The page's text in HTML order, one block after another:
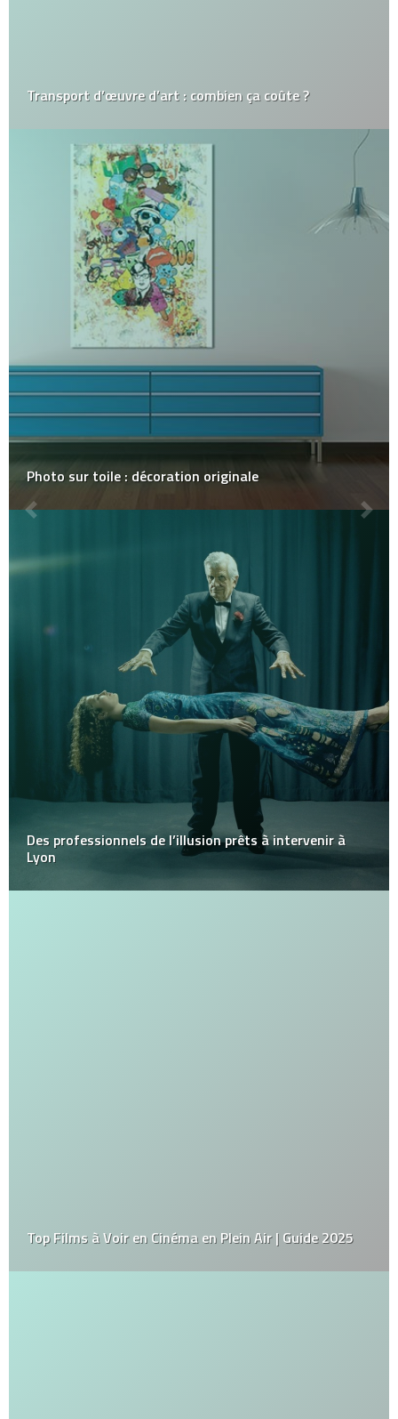
Transport d’œuvre d’art : combien ça coûte ?
Photo sur toile : décoration originale
Des professionnels de l’illusion prêts à intervenir à
Lyon
Top Films à Voir en Cinéma en Plein Air | Guide 2025